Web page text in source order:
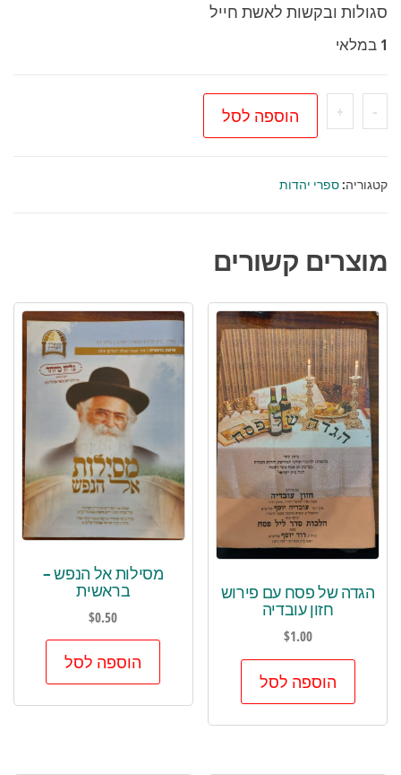
סגולות ובקשות לאשת חייל
1 במלאי
-
כמות
של
תפילות
חיל
+ הוספה לסל
קטגוריה:ספרי יהדות
מוצרים קשורים
הגדה של פסח עם פירוש
חזון עובדיה
$1.00
הוספה לסל
מסילות אל הנפש –
בראשית
$0.50
הוספה לסל